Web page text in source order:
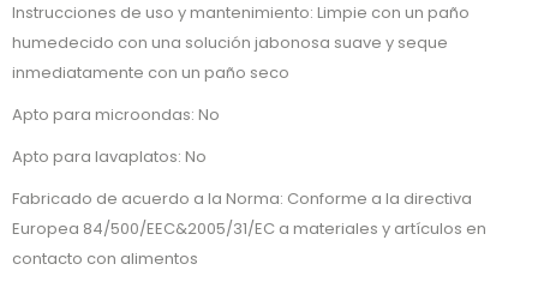
Instrucciones de uso y mantenimiento: Limpie con un paño
humedecido con una solución jabonosa suave y seque
inmediatamente con un paño seco
Apto para microondas: No
Apto para lavaplatos: No
Fabricado de acuerdo a la Norma: Conforme a la directiva
Europea 84/500/EEC&2005/31/EC a materiales y artículos en
contacto con alimentos